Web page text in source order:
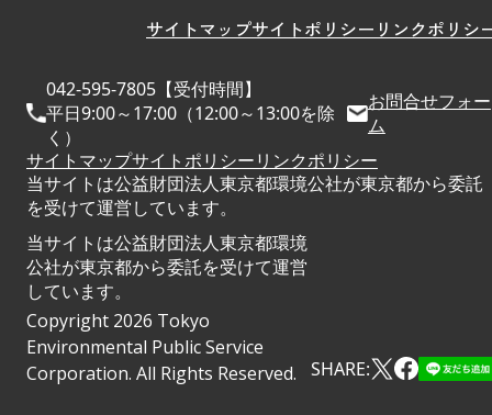
サイトマップサイトポリシー リンクポリシ
042-595-7805【受付時間】
平日9:00～17:00（12:00～13:00を除
く）
お問合せフォー
ム
サイトマップサイトポリシーリンクポリシー
当サイトは公益財団法人東京都環境公社が東京都から委託
を受けて運営しています。
当サイトは公益財団法人東京都環境
公社が東京都から委託を受けて運営
しています。
Copyright 2026 Tokyo
Environmental Public Service
Corporation. All Rights Reserved.
SHARE: